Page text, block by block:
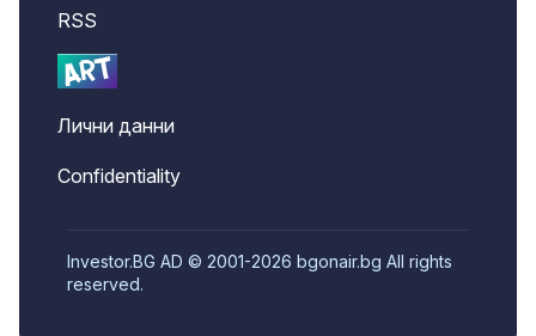
RSS
Лични данни
Confidentiality
Investor.BG AD © 2001-2026 bgonair.bg All rights
reserved.